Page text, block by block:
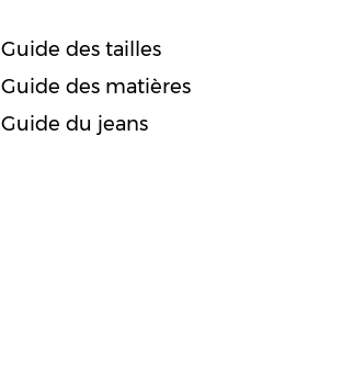
Guide des tailles
Guide des matières
Guide du jeans